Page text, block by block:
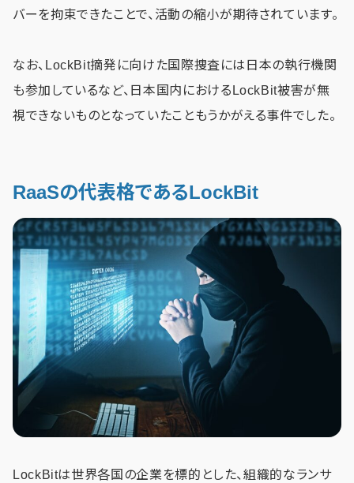
バーを拘束できたことで、活動の縮小が期待されています。
なお、LockBit摘発に向けた国際捜査には日本の執行機関
も参加しているなど、日本国内におけるLockBit被害が無
視できないものとなっていたこともうかがえる事件でした。
RaaSの代表格であるLockBit
LockBitは世界各国の企業を標的とした、組織的なランサ